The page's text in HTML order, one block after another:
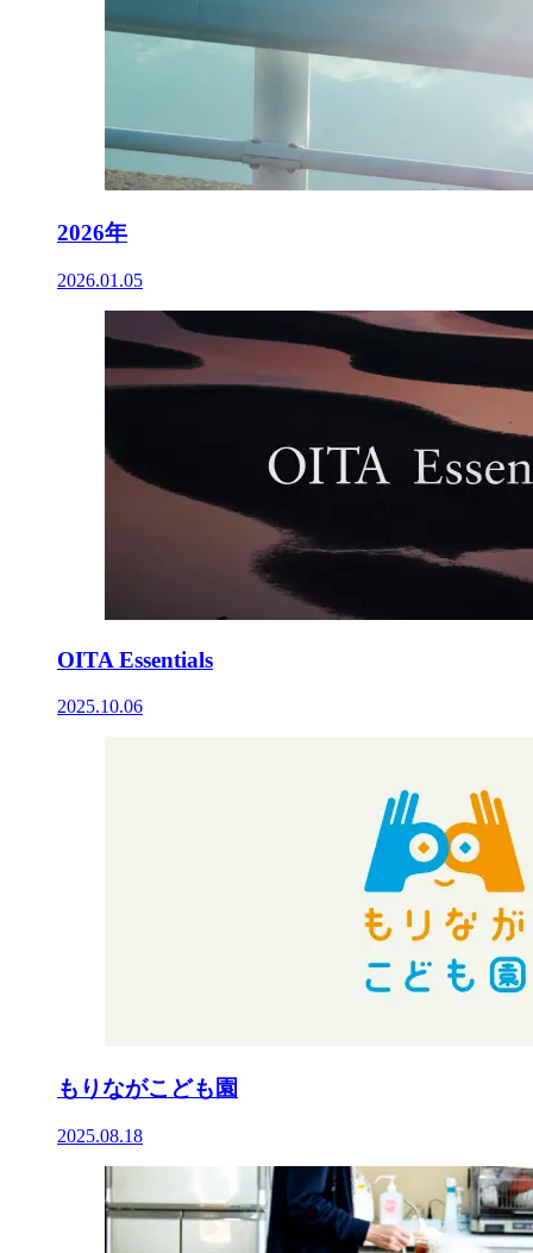
2026年
2026.01.05
OITA Essentials
2025.10.06
もりながこども園
2025.08.18